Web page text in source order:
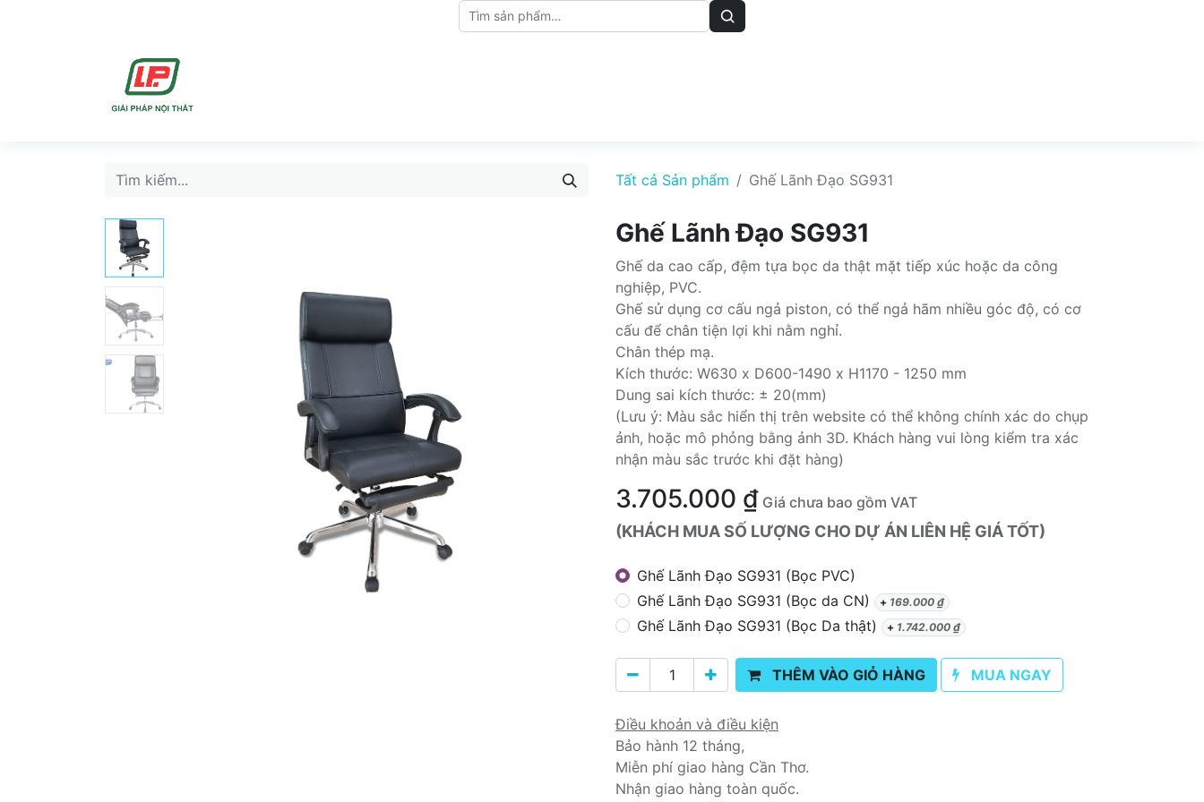
Tất cả Sản phẩm Ghế Lãnh Đạo SG931
Ghế Lãnh Đạo SG931
Ghế da cao cấp, đệm tựa bọc da thật mặt tiếp xúc hoặc da công
nghiệp, PVC.
Ghế sử dụng cơ cấu ngả piston, có thể ngả hãm nhiều góc độ, có cơ
cấu để chân tiện lợi khi nằm nghỉ.
Chân thép mạ.
Kích thước: W630 x D600-1490 x H1170 - 1250 mm
Dung sai kích thước: ± 20(mm)
(Lưu ý: Màu sắc hiển thị trên website có thể không chính xác do chụp
ảnh, hoặc mô phỏng bằng ảnh 3D. Khách hàng vui lòng kiểm tra xác
nhận màu sắc trước khi đặt hàng)
3.705.000 ₫ Giá chưa bao gồm VAT
(KHÁCH MUA SỐ LƯỢNG CHO DỰ ÁN LIÊN HỆ GIÁ TỐT)
Ghế Lãnh Đạo SG931 (Bọc PVC)
Ghế Lãnh Đạo SG931 (Bọc da CN)
+ 169.000₫
Ghế Lãnh Đạo SG931 (Bọc Da thật) + 1.742.000₫
THÊM VÀO GIỎ HÀNG MUA NGAY
Điều khoản và điều kiện
Bảo hành 12 tháng,
Miễn phí giao hàng Cần Thơ.
Nhận giao hàng toàn quốc.